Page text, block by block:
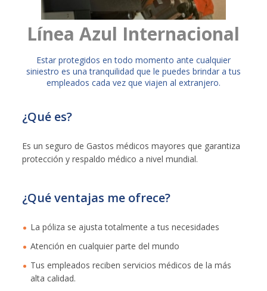
Línea Azul Internacional
​Estar protegidos en todo momento ante cualquier
siniestro es una tranquilidad que le puedes brindar a tus
empleados cada vez que viajen al extranjero.
¿Qué es?
Es un seguro de Gastos médicos mayores que garantiza
protección y respaldo médico a nivel mundial.
¿Qué ventajas me ofrece?
La póliza se ajusta totalmente a tus necesidades
Atención en cualquier parte del mundo
Tus empleados reciben servicios médicos de la más
alta calidad.